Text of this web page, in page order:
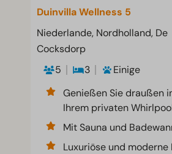
Duinvilla Wellness 5
Niederlande, Nordholland, De
Cocksdorp
5
3
Einige
Genießen Sie draußen
Ihrem privaten
Mit Sauna und
Luxuriöse und moderne